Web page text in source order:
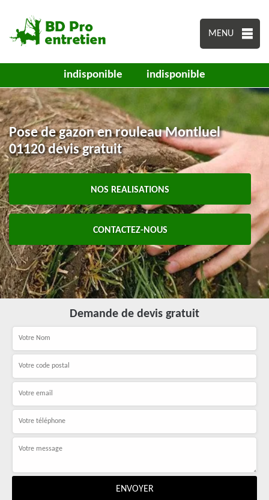
MENU
indisponible indisponible
Pose de gazon en rouleau Montluel
01120 devis gratuit
NOS REALISATIONS
CONTACTEZ-NOUS
Demande de devis gratuit